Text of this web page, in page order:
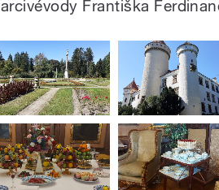
arcivévody Františka